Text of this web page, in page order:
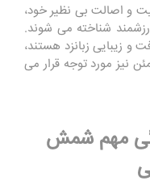
و اصالت بی ‌نظیر خود،
شناخته می‌ شوند.
و زیبایی زبانزد هستند،
نیز مورد توجه قرار می‌
مهم شمش